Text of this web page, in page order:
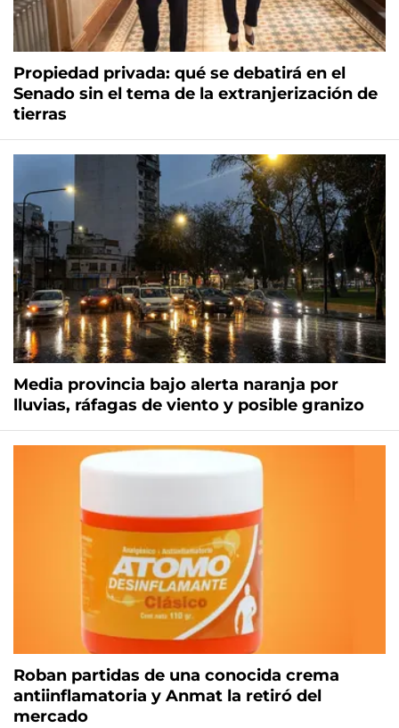
Propiedad privada: qué se debatirá en el
Senado sin el tema de la extranjerización de
tierras
Media provincia bajo alerta naranja por
lluvias, ráfagas de viento y posible granizo
Roban partidas de una conocida crema
antiinflamatoria y Anmat la retiró del
mercado